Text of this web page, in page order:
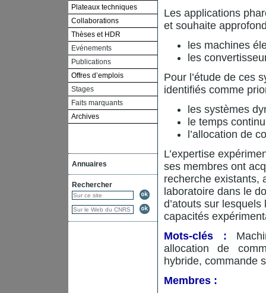
Plateaux techniques
Collaborations
Thèses et HDR
Evénements
Publications
Offres d’emplois
Stages
Faits marquants
Archives
Annuaires
Rechercher
Les applications
et souhaite
les machines
les
Pour l’étude de ces
identifiés comme
les systèmes
le temps
l’allocation de
L’expertise
ses membres ont
recherche existants,
laboratoire dans le
d’atouts sur
capacités
Mots-clés :
allocation de
hybride, commande
Membres :